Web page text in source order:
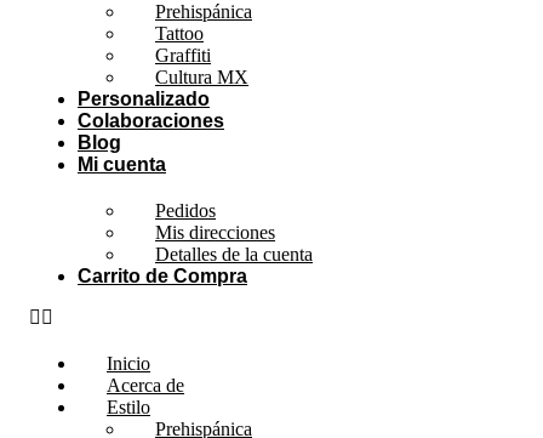
Prehispánica
Tattoo
Graffiti
Cultura MX
Personalizado
Colaboraciones
Blog
Mi cuenta
Pedidos
Mis direcciones
Detalles de la cuenta
Carrito de Compra
Inicio
Acerca de
Estilo
Prehispánica